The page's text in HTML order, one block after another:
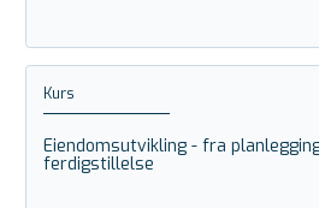
Kurs
Eiendomsutvikling - fra
ferdigstillelse